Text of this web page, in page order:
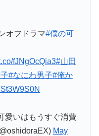
オフドラマ#僕の可
fJNgOcQia3#山田
#なにわ男子#俺か
愛いはもうすぐ消費
May